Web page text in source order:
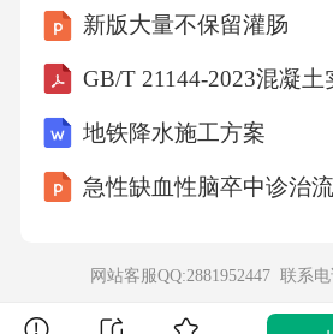
新版大量不保留灌肠
GB/T 21144-2023混凝土
地铁降水施工方案
急性缺血性脑卒中诊治
网站客服QQ:2881952447 联系